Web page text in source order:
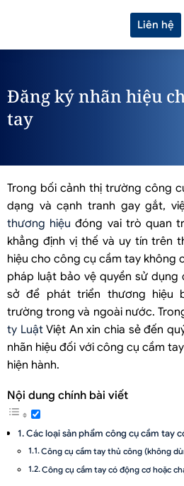
Liên hệ
Đăng ký nhãn hiệu
tay
Trong bối cảnh thị trường công
dạng và cạnh tranh gay gắt,
thương hiệu đóng vai trò quan
khẳng định vị thế và uy tín trên
hiệu cho công cụ cầm tay không
pháp luật bảo vệ quyền sử
sở để phát triển thương hiệu
trường trong và ngoài nước.
ty LuậtViệt An xin chia sẻ đến
nhãn hiệu đối với công cụ cầm
hiện hành.
Nội dung chính bài viết
Các loại sản phẩm công cụ cầm tay
Công cụ cầm tay thủ công (không
Công cụ cầm tay có động cơ hoặc